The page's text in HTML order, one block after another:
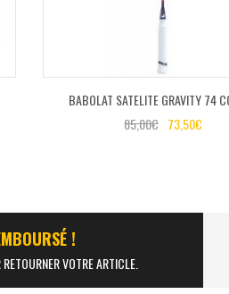
BABOLAT SATELITE GRAVITY 74
85,00€ 73,50€
!
VOTRE ARTICLE.